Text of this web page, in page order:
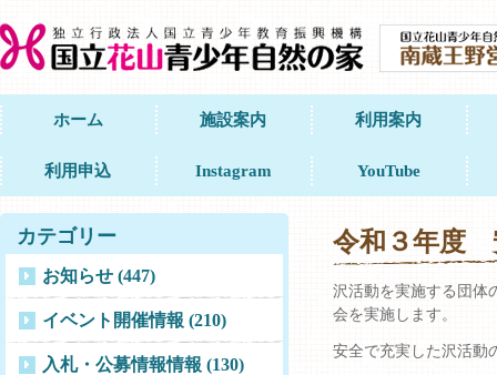
ホーム 施設案内 利用案内
利用申込 Instagram YouTube
令和３年度
沢活動を実施する団体
会を実施します。
安全で充実した沢活動
カテゴリー
お知らせ (447)
イベント開催情報 (210)
入札・公募情報情報 (130)